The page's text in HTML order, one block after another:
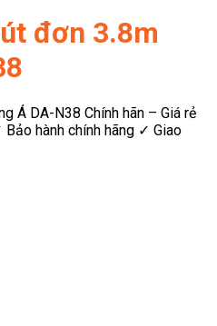
đơn 3.8m
Á DA-N38 Chính hãn – Giá rẻ
hành chính hãng ✓ Giao